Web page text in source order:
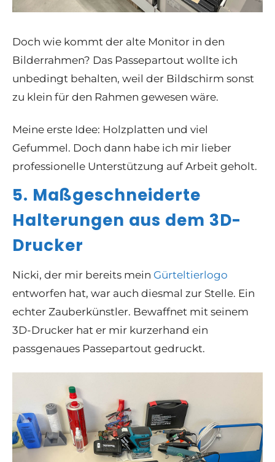
Doch wie kommt der alte Monitor in den
Bilderrahmen? Das Passepartout wollte ich
unbedingt behalten, weil der Bildschirm sonst
zu klein für den Rahmen gewesen wäre.
Meine erste Idee: Holzplatten und viel
Gefummel. Doch dann habe ich mir lieber
professionelle Unterstützung auf Arbeit geholt.
5. Maßgeschneiderte
Halterungen aus dem 3D-
Drucker
Nicki, der mir bereits mein Gürteltierlogo
entworfen hat, war auch diesmal zur Stelle. Ein
echter Zauberkünstler. Bewaffnet mit seinem
3D-Drucker hat er mir kurzerhand ein
passgenaues Passepartout gedruckt.